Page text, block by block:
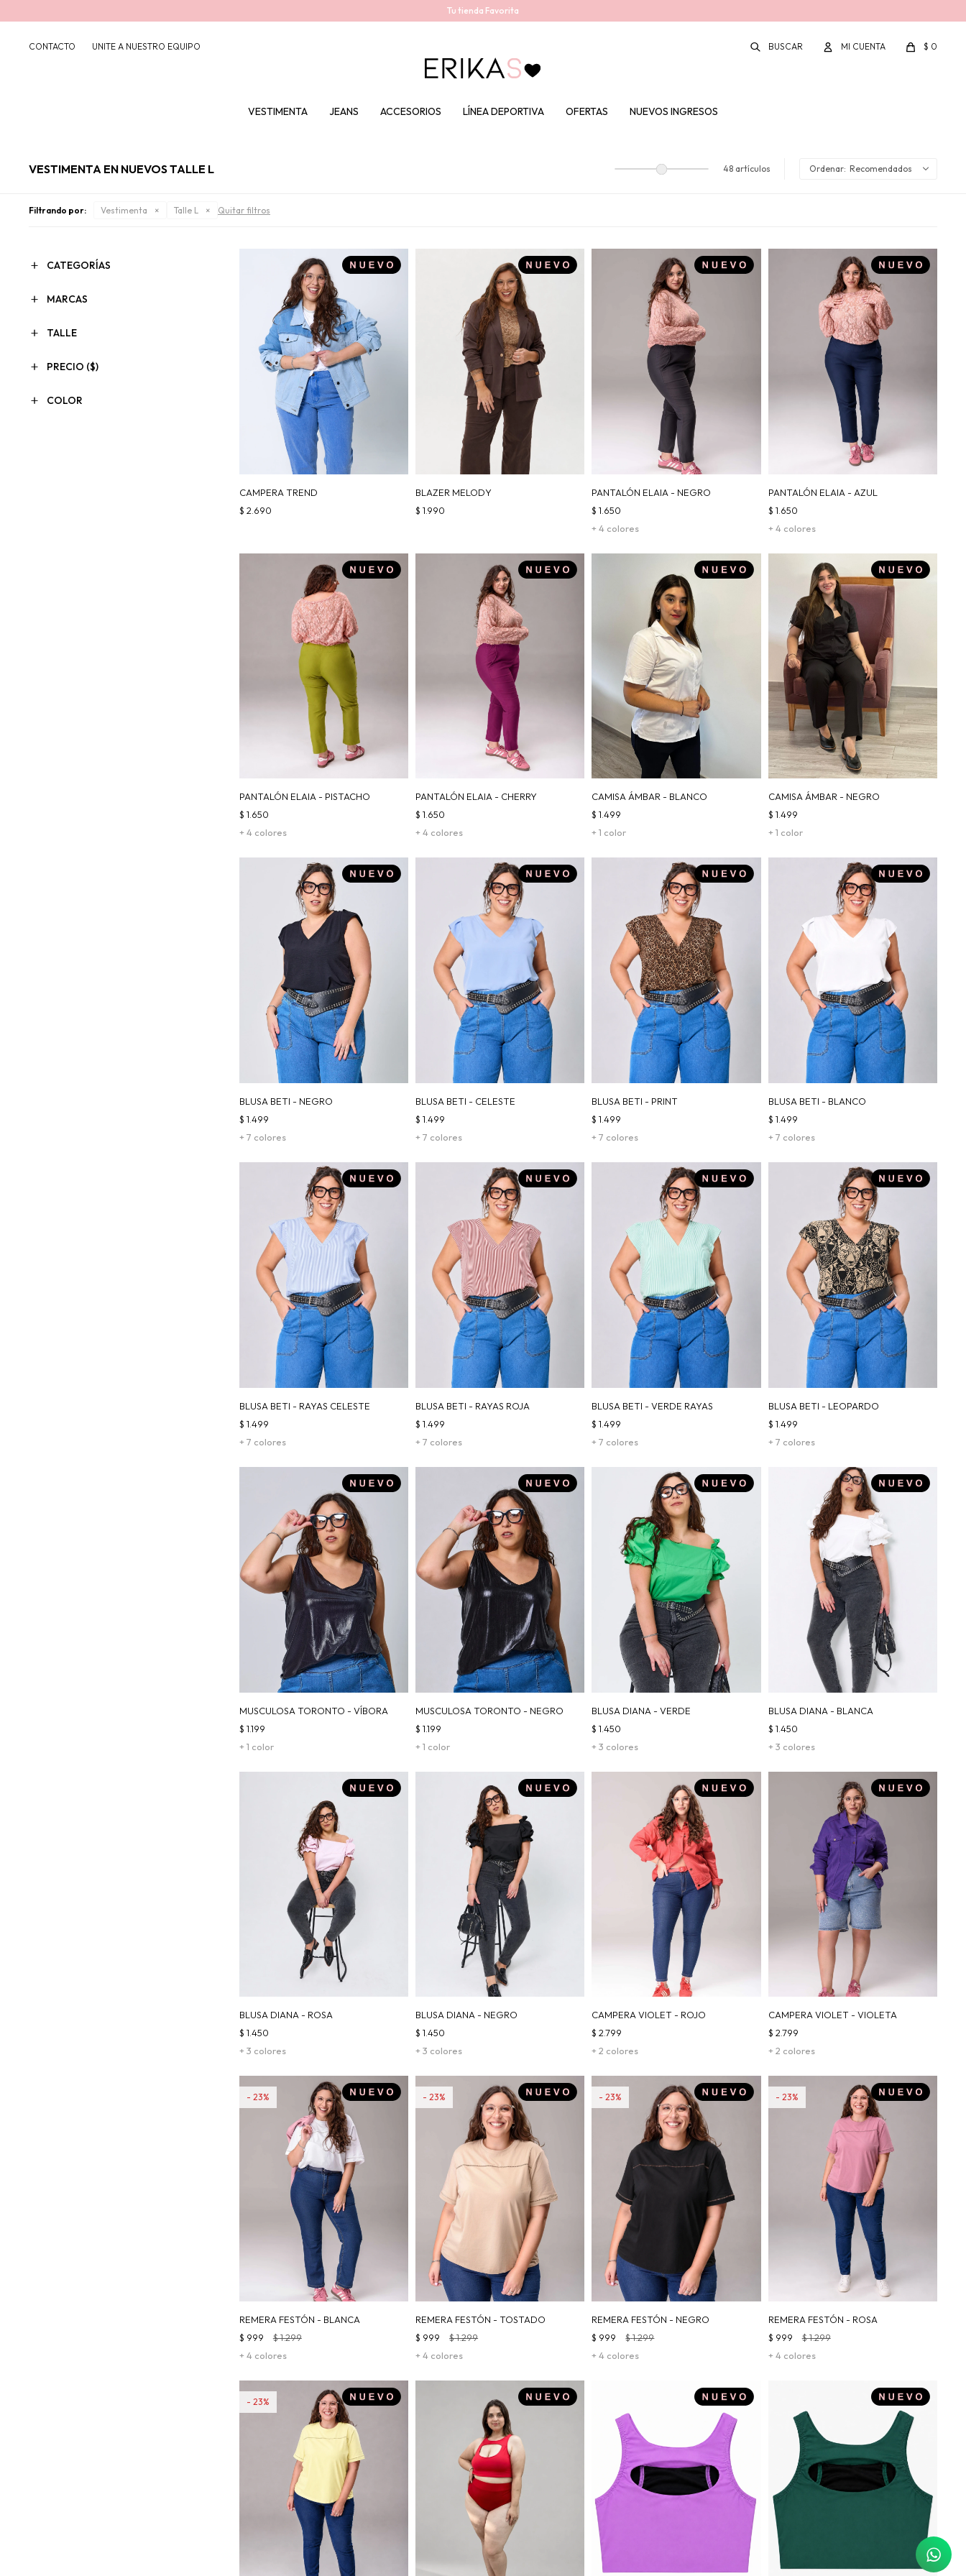
Tu tienda Favorita
VESTIMENTA JEANS ACCESORIOS LÍNEA DEPORTIVA OFERTAS NUEVOS INGRESOS
$ 0
CONTACTO UNITE A NUESTRO EQUIPO
VESTIMENTA EN NUEVOS TALLE L 48 artículos Recomendados
Filtrando por: Vestimenta Talle L Quitar filtros
CAMPERA TREND
$ 2.690
BLAZER MELODY
$ 1.990
PANTALÓN ELAIA - NEGRO
+ 4 colores
$ 1.650
PANTALÓN ELAIA - AZUL
+ 4 colores
$ 1.650
PANTALÓN ELAIA - PISTACHO
+ 4 colores
$ 1.650
PANTALÓN ELAIA - CHERRY
+ 4 colores
$ 1.650
CAMISA ÁMBAR - BLANCO
+ 1 color
$ 1.499
CAMISA ÁMBAR - NEGRO
+ 1 color
$ 1.499
BLUSA BETI - NEGRO
+ 7 colores
$ 1.499
BLUSA BETI - CELESTE
+ 7 colores
$ 1.499
BLUSA BETI - PRINT
+ 7 colores
$ 1.499
BLUSA BETI - BLANCO
+ 7 colores
$ 1.499
BLUSA BETI - RAYAS CELESTE
+ 7 colores
$ 1.499
BLUSA BETI - RAYAS ROJA
+ 7 colores
$ 1.499
BLUSA BETI - VERDE RAYAS
+ 7 colores
$ 1.499
BLUSA BETI - LEOPARDO
+ 7 colores
$ 1.499
MUSCULOSA TORONTO - VÍBORA
+ 1 color
$ 1.199
MUSCULOSA TORONTO - NEGRO
+ 1 color
$ 1.199
BLUSA DIANA - VERDE
+ 3 colores
$ 1.450
BLUSA DIANA - BLANCA
+ 3 colores
$ 1.450
BLUSA DIANA - ROSA
+ 3 colores
$ 1.450
BLUSA DIANA - NEGRO
+ 3 colores
$ 1.450
CAMPERA VIOLET - ROJO
+ 2 colores
$ 2.799
CAMPERA VIOLET - VIOLETA
+ 2 colores
$ 2.799
REMERA FESTÓN - BLANCA
+ 4 colores
$ 999 $1.299
23
REMERA FESTÓN - TOSTADO
+ 4 colores
$ 999 $1.299
23
REMERA FESTÓN - NEGRO
+ 4 colores
$ 999 $1.299
23
REMERA FESTÓN - ROSA
+ 4 colores
$ 999 $1.299
23
23
CATEGORÍAS
MARCAS
TALLE
PRECIO ($)
COLOR